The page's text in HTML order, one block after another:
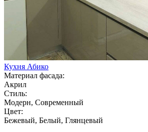
Кухня Абико
Материал фасада:
Акрил
Стиль:
Модерн, Современный
Цвет:
Бежевый, Белый, Глянцевый